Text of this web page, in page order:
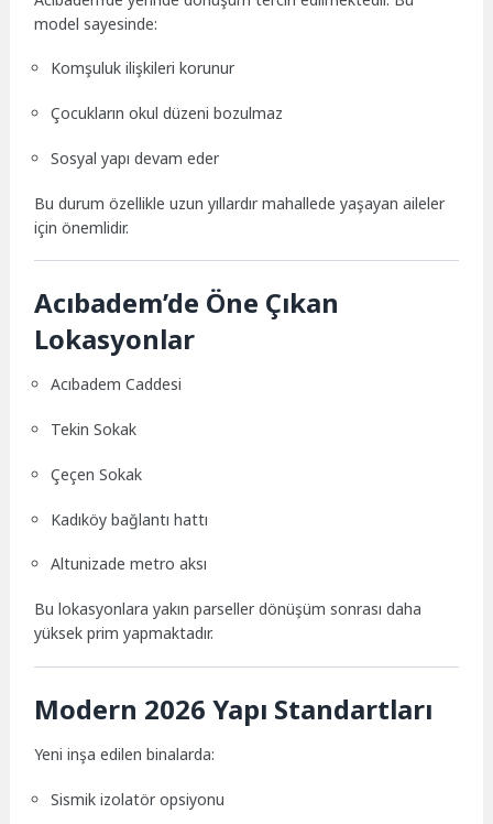
model sayesinde:
Komşuluk ilişkileri korunur
Çocukların okul düzeni bozulmaz
Sosyal yapı devam eder
Bu durum özellikle uzun yıllardır mahallede yaşayan aileler
için önemlidir.
Acıbadem’de Öne Çıkan
Lokasyonlar
Acıbadem Caddesi
Tekin Sokak
Çeçen Sokak
Kadıköy bağlantı hattı
Altunizade metro aksı
Bu lokasyonlara yakın parseller dönüşüm sonrası daha
yüksek prim yapmaktadır.
Modern 2026 Yapı Standartları
Yeni inşa edilen binalarda:
Sismik izolatör opsiyonu